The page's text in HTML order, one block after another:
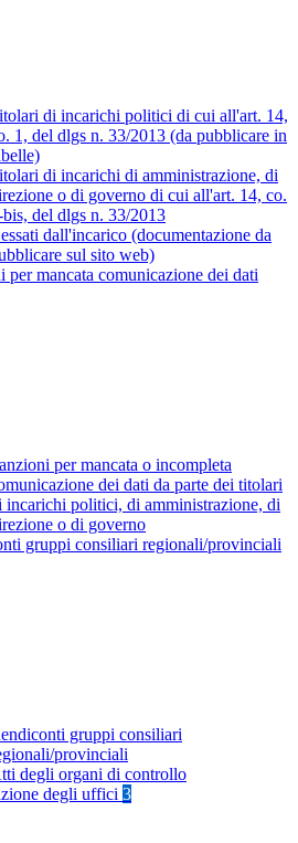
di incarichi politici di cui all'art. 14,
1, del dlgs n. 33/2013 (da pubblicare in
di incarichi di amministrazione, di
o di governo di cui all'art. 14, co.
bis, del dlgs n. 33/2013
dall'incarico (documentazione da
sul sito web)
per mancata comunicazione dei dati
per mancata o incompleta
dei dati da parte dei titolari
incarichi politici, di amministrazione, di
o di governo
gruppi consiliari regionali/provinciali
gruppi consiliari
provinciali
degli organi di controllo
degli uffici 3